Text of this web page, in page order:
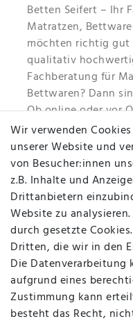
Betten Seifert – Ihr
Matratzen,
möchten richtig gut
qualitativ
Fachberatung für
Bettwaren? Dann
Ob online oder vor
Ibbenbüren - wir
Mehr erfahren
Wir verwenden
unserer Website und
von Besucher:innen
z.B. Inhalte und
Drittanbietern
Website zu
durch gesetzte
Dritten, die wir in den
Die
aufgrund eines
Zustimmung kann
besteht das Recht,
plentymarkets